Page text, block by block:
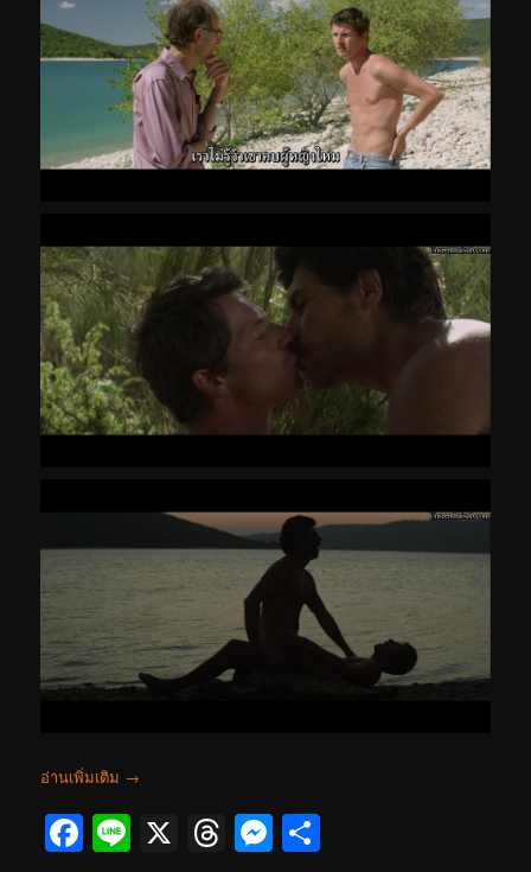
อ่านเพิ่มเติม →
Facebook
Line
X Threads
Messenger